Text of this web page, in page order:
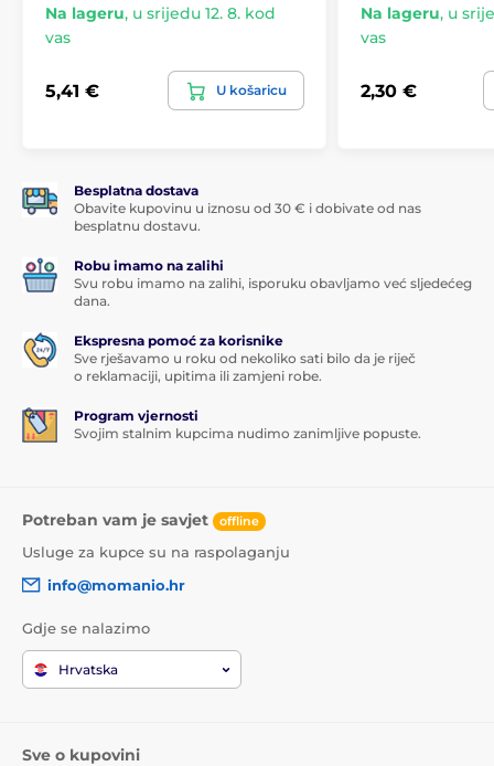
Na lageru, u srijedu 12. 8. kod
vas
5,41 € U košaricu
Na lageru, u
vas
2,30 €
Besplatna dostava
Obavite kupovinu u iznosu od 30 € i dobivate od nas
besplatnu dostavu.
Robu imamo na zalihi
Svu robu imamo na zalihi, isporuku obavljamo već sljedećeg
dana.
Ekspresna pomoć za korisnike
Sve rješavamo u roku od nekoliko sati bilo da je riječ
o reklamaciji, upitima ili zamjeni robe.
Program vjernosti
Svojim stalnim kupcima nudimo zanimljive popuste.
Potreban vam je savjet offline
Usluge za kupce su na raspolaganju
info@momanio.hr
Gdje se nalazimo
Hrvatska
Sve o kupovini